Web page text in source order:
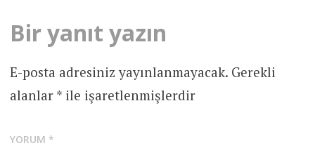
Bir yanıt yazın
E-posta adresiniz yayınlanmayacak. Gerekli
alanlar *ile işaretlenmişlerdir
YORUM *